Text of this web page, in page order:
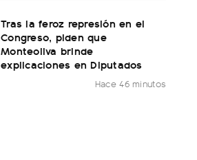
Tras la feroz represión en el
Congreso, piden que
Monteoliva brinde
explicaciones en Diputados
Hace 46 minutos